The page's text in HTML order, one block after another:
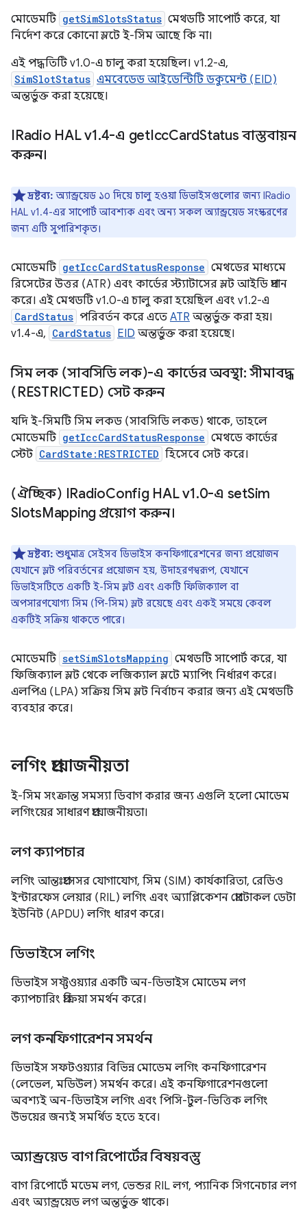
মোডেমটি getSimSlotsStatus মেথডটি সাপোর্ট করে, যা
নির্দেশ করে কোনো স্লটে ই-সিম আছে কি না।
এই পদ্ধতিটি v1.0-এ চালু করা হয়েছিল। v1.2-এ,
SimSlotStatus এমবেডেড আইডেন্টিটি ডকুমেন্ট (EID)
অন্তর্ভুক্ত করা হয়েছে।
IRadio HAL v1.4-এ getIccCardStatus বাস্তবায়ন
করুন।
দ্রষ্টব্য: অ্যান্ড্রয়েড ১০ দিয়ে চালু হওয়া ডিভাইসগুলোর জন্য IRadio
HAL v1.4-এর সাপোর্ট আবশ্যক এবং অন্য সকল অ্যান্ড্রয়েড সংস্করণের
জন্য এটি সুপারিশকৃত।
মোডেমটি getIccCardStatusResponse মেথডের মাধ্যমে
রিসেটের উত্তর (ATR) এবং কার্ডের স্ট্যাটাসের স্লট আইডি প্রদান
করে। এই মেথডটি v1.0-এ চালু করা হয়েছিল এবং v1.2-এ
CardStatus পরিবর্তন করে এতে ATR অন্তর্ভুক্ত করা হয়।
v1.4-এ, CardStatus EID অন্তর্ভুক্ত করা হয়েছে।
সিম লক (সাবসিডি লক)-এ কার্ডের অবস্থা: সীমাবদ্ধ
(RESTRICTED) সেট করুন
যদি ই-সিমটি সিম লকড (সাবসিডি লকড) থাকে, তাহলে
মোডেমটি getIccCardStatusResponse মেথডে কার্ডের
স্টেট CardState:RESTRICTED হিসেবে সেট করে।
(ঐচ্ছিক) IRadioConfig HAL v1.0-এ setSim
SlotsMapping প্রয়োগ করুন।
দ্রষ্টব্য: শুধুমাত্র সেইসব ডিভাইস কনফিগারেশনের জন্য প্রয়োজন
যেখানে স্লট পরিবর্তনের প্রয়োজন হয়, উদাহরণস্বরূপ, যেখানে
ডিভাইসটিতে একটি ই-সিম স্লট এবং একটি ফিজিক্যাল বা
অপসারণযোগ্য সিম (পি-সিম) স্লট রয়েছে এবং একই সময়ে কেবল
একটিই সক্রিয় থাকতে পারে।
মোডেমটি setSimSlotsMapping মেথডটি সাপোর্ট করে, যা
ফিজিক্যাল স্লট থেকে লজিক্যাল স্লটে ম্যাপিং নির্ধারণ করে।
এলপিএ (LPA) সক্রিয় সিম স্লট নির্বাচন করার জন্য এই মেথডটি
ব্যবহার করে।
লগিং প্রয়োজনীয়তা
ই-সিম সংক্রান্ত সমস্যা ডিবাগ করার জন্য এগুলি হলো মোডেম
লগিংয়ের সাধারণ প্রয়োজনীয়তা।
লগ ক্যাপচার
লগিং আন্তঃপ্রসেসর যোগাযোগ, সিম (SIM) কার্যকারিতা, রেডিও
ইন্টারফেস লেয়ার (RIL) লগিং এবং অ্যাপ্লিকেশন প্রোটোকল ডেটা
ইউনিট (APDU) লগিং ধারণ করে।
ডিভাইসে লগিং
ডিভাইস সফ্টওয়্যার একটি অন-ডিভাইস মোডেম লগ
ক্যাপচারিং প্রক্রিয়া সমর্থন করে।
লগ কনফিগারেশন সমর্থন
ডিভাইস সফটওয়্যার বিভিন্ন মোডেম লগিং কনফিগারেশন
(লেভেল, মডিউল) সমর্থন করে। এই কনফিগারেশনগুলো
অবশ্যই অন-ডিভাইস লগিং এবং পিসি-টুল-ভিত্তিক লগিং
উভয়ের জন্যই সমর্থিত হতে হবে।
অ্যান্ড্রয়েড বাগ রিপোর্টের বিষয়বস্তু
বাগ রিপোর্টে মডেম লগ, ভেন্ডর RIL লগ, প্যানিক সিগনেচার লগ
এবং অ্যান্ড্রয়েড লগ অন্তর্ভুক্ত থাকে।